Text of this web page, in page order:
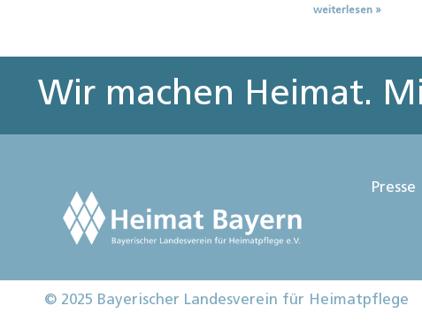
weiterlesen »
Wir machen Heimat.
Presse
© 2025 Bayerischer Landesverein für Heimatpflege